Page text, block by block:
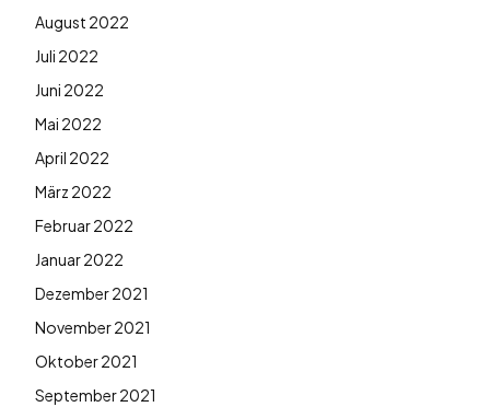
August 2022
Juli 2022
Juni 2022
Mai 2022
April 2022
März 2022
Februar 2022
Januar 2022
Dezember 2021
November 2021
Oktober 2021
September 2021